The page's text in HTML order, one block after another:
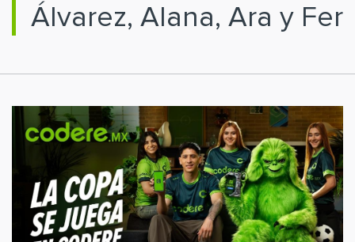
Álvarez, Alana, Ara y Fer